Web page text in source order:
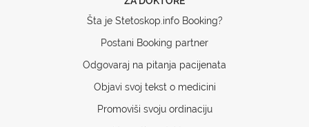
Šta je Stetoskop.info Booking?
Postani Booking partner
Odgovaraj na pitanja pacijenata
Objavi svoj tekst o medicini
Promoviši svoju ordinaciju